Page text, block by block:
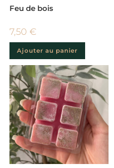
Feu de bois
7,50 €
Ajouter au panier